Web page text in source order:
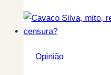
José
Opinião